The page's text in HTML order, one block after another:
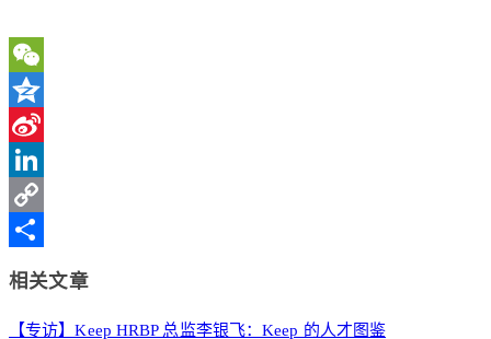
WeChat
Qzone
Sina
Weibo
LinkedIn
Copy
相关文章
【专访】Keep HRBP 总监李银飞：Keep 的人才图鉴